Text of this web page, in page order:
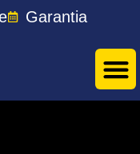
Garantia